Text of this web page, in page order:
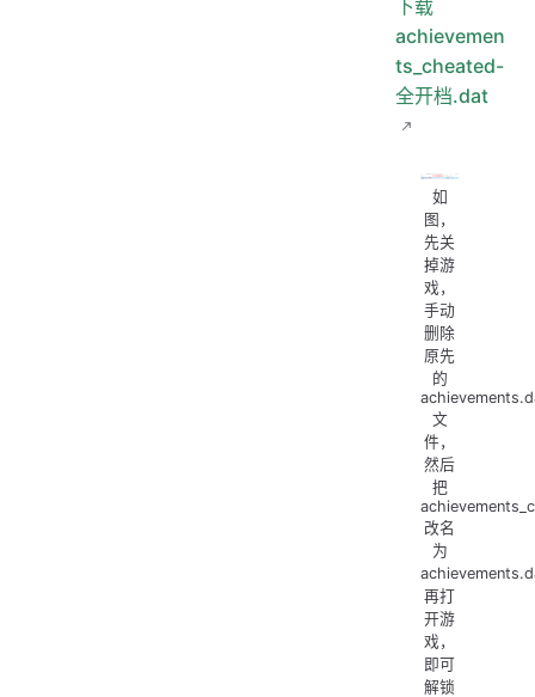
下载
achievemen
ts_cheated-
全开档.dat
如
图，
先关
掉游
戏，
手动
删除
原先
的
文
件，
然后
把
改名
为
再打
开游
戏，
即可
解锁